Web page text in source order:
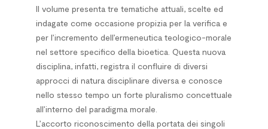
Il volume presenta tre tematiche attuali, scelte ed
indagate come occasione propizia per la verifica e
per l’incremento dell’ermeneutica teologico-morale
nel settore specifico della bioetica. Questa nuova
disciplina, infatti, registra il confluire di diversi
approcci di natura disciplinare diversa e conosce
nello stesso tempo un forte pluralismo concettuale
all’interno del paradigma morale.
L’accorto riconoscimento della portata dei singoli